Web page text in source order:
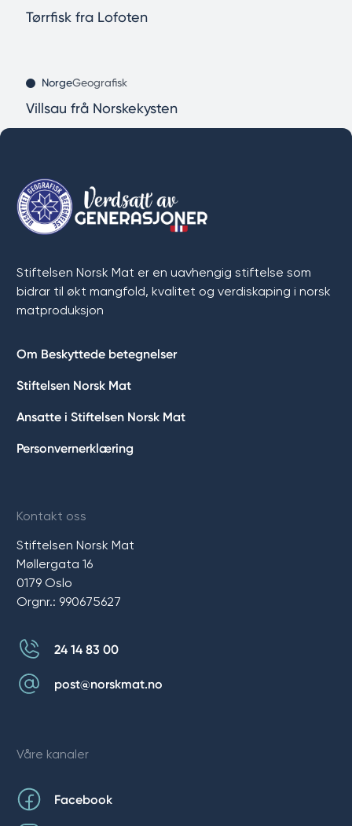
Tørrfisk fra Lofoten
NorgeGeografisk
Villsau frå Norskekysten
Stiftelsen Norsk Mat er en uavhengig stiftelse som
bidrar til økt mangfold, kvalitet og verdiskaping i norsk
matproduksjon
Om Beskyttede betegnelser
Stiftelsen Norsk Mat
Ansatte i Stiftelsen Norsk Mat
Personvernerklæring
Kontakt oss
Stiftelsen Norsk Mat
Møllergata 16
0179 Oslo
Orgnr.: 990675627
24 14 83 00
post@norskmat.no
Våre kanaler
Facebook